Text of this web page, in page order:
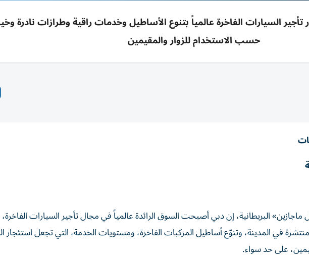
السيارات الفاخرة عالمياً بتنوع الأساطيل وخدمات راقية وطرازات نادرة
حسب الاستخدام للزوار والمقيمين
البريطانية، إن دبي أصبحت السوق الرائدة عالمياً في مجال تأجير السيارات
في المدينة، وتنوّع أساطيل المركبات الفاخرة، ومستويات الخدمة، التي تجعل استئجار
على حد سواء.